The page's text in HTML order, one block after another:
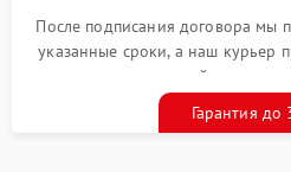
После подписания договора мы
указанные сроки, а наш курьер
гарантийным
Гарантия до